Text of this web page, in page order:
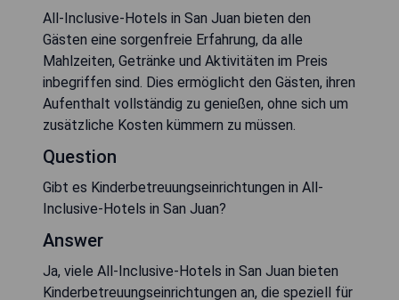
All-Inclusive-Hotels in San Juan bieten den
Gästen eine sorgenfreie Erfahrung, da alle
Mahlzeiten, Getränke und Aktivitäten im Preis
inbegriffen sind. Dies ermöglicht den Gästen, ihren
Aufenthalt vollständig zu genießen, ohne sich um
zusätzliche Kosten kümmern zu müssen.
Question
Gibt es Kinderbetreuungseinrichtungen in All-
Inclusive-Hotels in San Juan?
Answer
Ja, viele All-Inclusive-Hotels in San Juan bieten
Kinderbetreuungseinrichtungen an, die speziell für